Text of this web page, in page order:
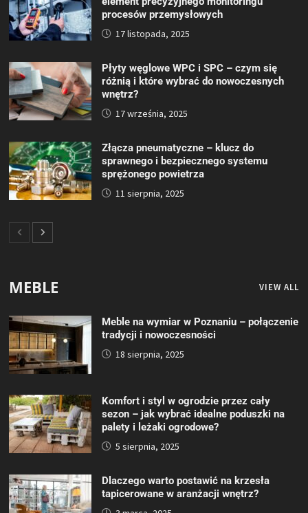
procesów przemysłowych
17 listopada, 2025
Płyty węglowe WPC i SPC – czym się
różnią i które wybrać do nowoczesnych
wnętrz?
17 września, 2025
Złącza pneumatyczne – klucz do
sprawnego i bezpiecznego systemu
sprężonego powietrza
11 sierpnia, 2025
MEBLE VIEW ALL
Meble na wymiar w Poznaniu – połączenie
tradycji i nowoczesności
18 sierpnia, 2025
Komfort i styl w ogrodzie przez cały
sezon – jak wybrać idealne poduszki na
palety i leżaki ogrodowe?
5 sierpnia, 2025
Dlaczego warto postawić na krzesła
tapicerowane w aranżacji wnętrz?